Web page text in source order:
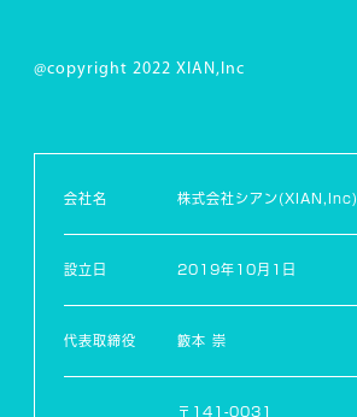
@copyright 2022 XIAN,Inc
会社名 株式会社シアン(XIAN,Inc)
設立日 2019年10月1日
代表取締役 籔本 崇
〒141-0031